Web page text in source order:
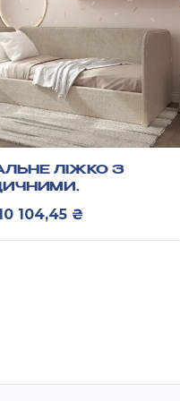
ЛІЖКО З
ціна: 10
104,45 ₴ Поточна